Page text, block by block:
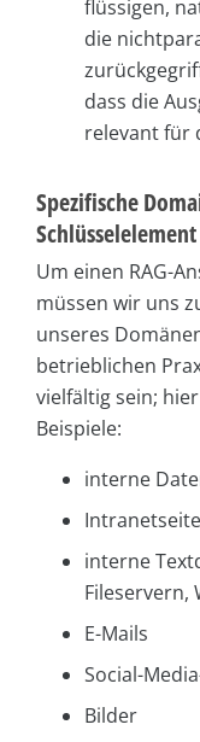
flüssigen,
die
dass die
relevant für
Spezifische
Schlüsselelement
Um einen RAG-
müssen wir uns
unseres
betrieblichen
vielfältig sein;
Beispiele:
interne
interne
Fileservern,
E-Mails
Social-
Bilder